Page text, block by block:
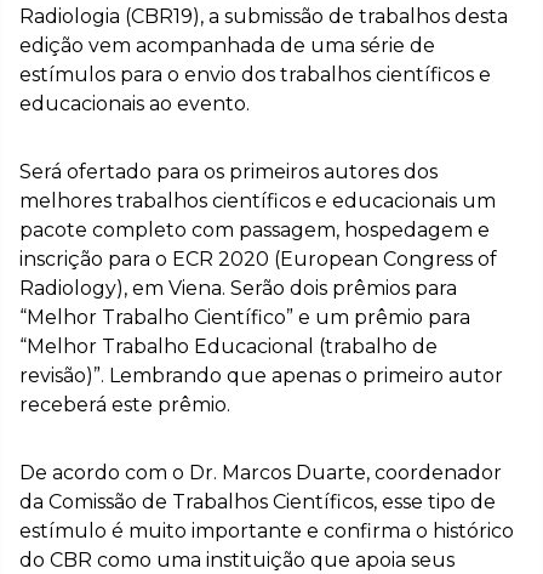
Radiologia (CBR19), a submissão de trabalhos desta
edição vem acompanhada de uma série de
estímulos para o envio dos trabalhos científicos e
educacionais ao evento.
Será ofertado para os primeiros autores dos
melhores trabalhos científicos e educacionais um
pacote completo com passagem, hospedagem e
inscrição para o ECR 2020 (European Congress of
Radiology), em Viena. Serão dois prêmios para
“Melhor Trabalho Científico” e um prêmio para
“Melhor Trabalho Educacional (trabalho de
revisão)”. Lembrando que apenas o primeiro autor
receberá este prêmio.
De acordo com o Dr. Marcos Duarte, coordenador
da Comissão de Trabalhos Científicos, esse tipo de
estímulo é muito importante e confirma o histórico
do CBR como uma instituição que apoia seus